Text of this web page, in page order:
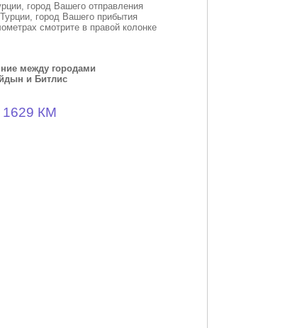
город Вашего отправления
город Вашего прибытия
смотрите в правой колонке
между городами
и Битлис
1629 КМ